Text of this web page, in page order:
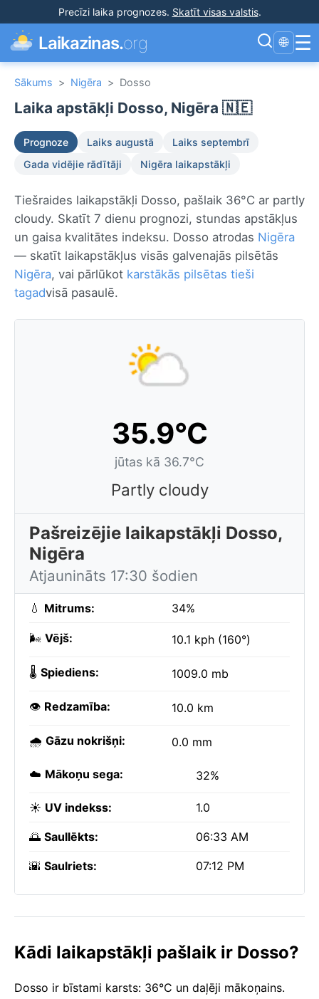
Precīzi laika prognozes. Skatīt visas valstis.
Laikazinas.org 🌐 ☰
Sākums > Nigēra > Dosso
Laika apstākļi Dosso, Nigēra 🇳🇪
Prognoze Laiks augustā
Laiks septembrī
Gada vidējie rādītāji
Nigēra laikapstākļi
Tiešraides laikapstākļi Dosso, pašlaik 36°C ar partly
cloudy. Skatīt 7 dienu prognozi, stundas apstākļus
un gaisa kvalitātes indeksu. Dosso atrodas Nigēra
— skatīt laikapstākļus visās galvenajās pilsētās
Nigēra, vai pārlūkot karstākās pilsētas tieši
tagadvisā pasaulē.
35.9°C
jūtas kā 36.7°C
Partly cloudy
Pašreizējie laikapstākļi Dosso,
Nigēra
Atjaunināts 17:30 šodien
💧 Mitrums: 34%
🌬️ Vējš: 10.1 kph (160°)
🌡️ Spiediens: 1009.0 mb
👁️ Redzamība: 10.0 km
🌧️ Gāzu nokrišņi: 0.0 mm
☁️ Mākoņu sega: 32%
☀️ UV indekss: 1.0
🌅 Saullēkts: 06:33 AM
🌇 Saulriets: 07:12 PM
Kādi laikapstākļi pašlaik ir Dosso?
Dosso ir bīstami karsts: 36°C un daļēji mākoņains.